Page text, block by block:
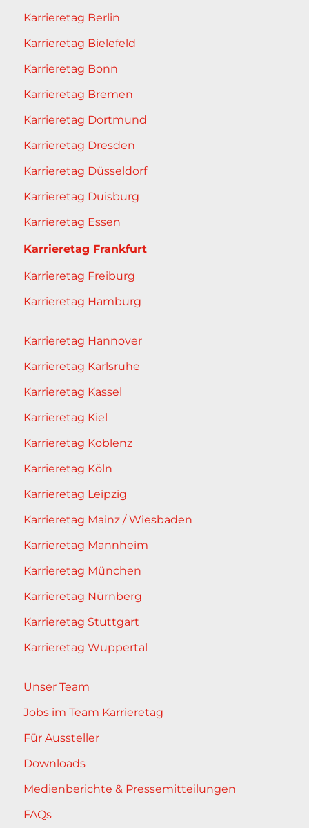
Karrieretag Berlin
Karrieretag Bielefeld
Karrieretag Bonn
Karrieretag Bremen
Karrieretag Dortmund
Karrieretag Dresden
Karrieretag Düsseldorf
Karrieretag Duisburg
Karrieretag Essen
Karrieretag Frankfurt
Karrieretag Freiburg
Karrieretag Hamburg
Karrieretag Hannover
Karrieretag Karlsruhe
Karrieretag Kassel
Karrieretag Kiel
Karrieretag Koblenz
Karrieretag Köln
Karrieretag Leipzig
Karrieretag Mainz / Wiesbaden
Karrieretag Mannheim
Karrieretag München
Karrieretag Nürnberg
Karrieretag Stuttgart
Karrieretag Wuppertal
Unser Team
Jobs im Team Karrieretag
Für Aussteller
Downloads
Medienberichte & Pressemitteilungen
FAQs